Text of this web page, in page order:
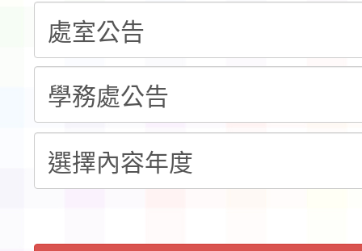
告(不再辦理後續甄選)
賽實施要點」1份
本市「115學年度學生
程安排一案
「桃園市補助參觀特色
展演活動實施計畫」
請一案